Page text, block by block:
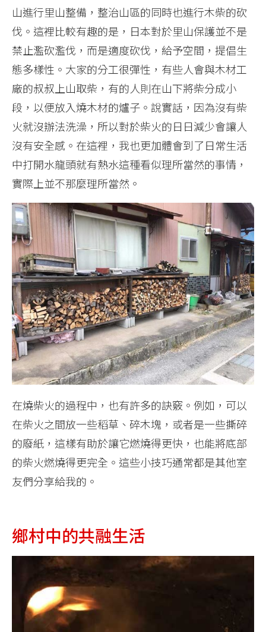
山進行里山整備，整治山區的同時也進行木柴的砍
伐。這裡比較有趣的是，日本對於里山保護並不是
禁止濫砍濫伐，而是適度砍伐，給予空間，提倡生
態多樣性。大家的分工很彈性，有些人會與木材工
廠的叔叔上山取柴，有的人則在山下將柴分成小
段，以便放入燒木材的爐子。說實話，因為沒有柴
火就沒辦法洗澡，所以對於柴火的日日減少會讓人
沒有安全感。在這裡，我也更加體會到了日常生活
中打開水龍頭就有熱水這種看似理所當然的事情，
實際上並不那麼理所當然。
在燒柴火的過程中，也有許多的訣竅。例如，可以
在柴火之間放一些稻草、碎木塊，或者是一些撕碎
的廢紙，這樣有助於讓它燃燒得更快，也能將底部
的柴火燃燒得更完全。這些小技巧通常都是其他室
友們分享給我的。
鄉村中的共融生活